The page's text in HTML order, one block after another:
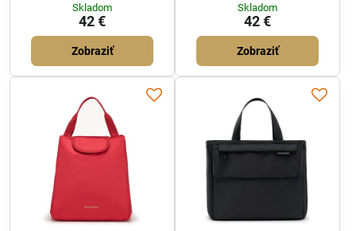
Skladom
42 €
Zobraziť
Skladom
42 €
Zobraziť